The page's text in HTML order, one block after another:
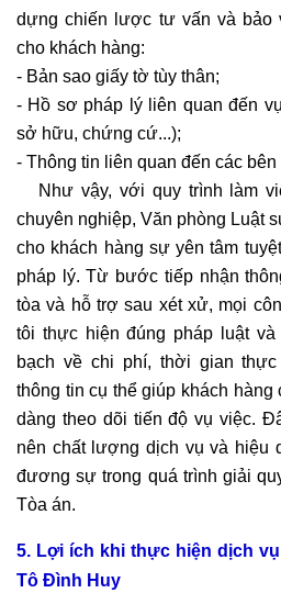
dựng chiến lược tư vấn và bảo
cho khách hàng:
- Bản sao giấy tờ tùy thân;
- Hồ sơ pháp lý liên quan đến
sở hữu, chứng cứ...);
- Thông tin liên quan đến các bên
Như vậy, với quy trình làm
chuyên nghiệp, Văn phòng Luật
cho khách hàng sự yên tâm
pháp lý. Từ bước tiếp nhận
tòa và hỗ trợ sau xét xử, mọi
tôi thực hiện đúng pháp luật
bạch về chi phí, thời gian
thông tin cụ thể giúp khách
dàng theo dõi tiến độ vụ việc.
nên chất lượng dịch vụ và hiệu
đương sự trong quá trình giải
Tòa án.
5. Lợi ích khi thực hiện dịch
Tô Đình Huy